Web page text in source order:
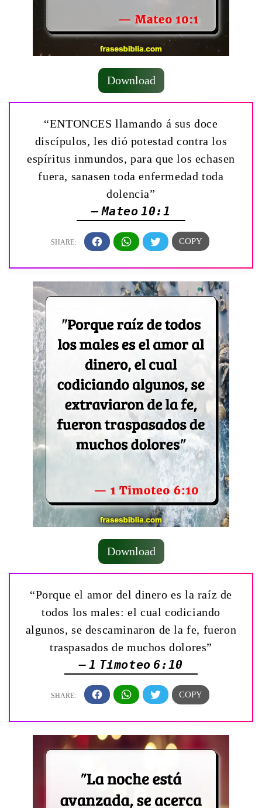
Download
“ENTONCES llamando á sus doce
discípulos, les dió potestad contra los
espíritus inmundos, para que los echasen
fuera, sanasen toda enfermedad toda
dolencia”
— Mateo 10:1
Download
“Porque el amor del dinero es la raíz de
todos los males: el cual codiciando
algunos, se descaminaron de la fe, fueron
traspasados de muchos dolores”
— 1 Timoteo 6:10